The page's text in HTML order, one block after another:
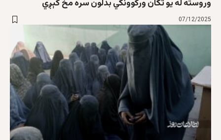
وروسته له یو تکان ورکوونکي بدلون سره مخ کېږي
07/12/2025